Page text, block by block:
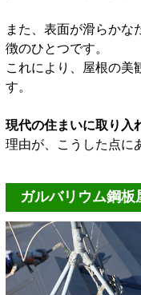
また、表面が滑らかな
徴のひとつです。
これにより、屋根の美
す。
現代の住まいに取り入
理由が、こうした点に
ガルバリウム鋼